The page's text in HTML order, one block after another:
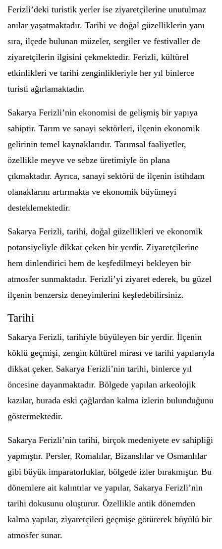
Ferizli’deki turistik yerler ise ziyaretçilerine unutulmaz
anılar yaşatmaktadır. Tarihi ve doğal güzelliklerin yanı
sıra, ilçede bulunan müzeler, sergiler ve festivaller de
ziyaretçilerin ilgisini çekmektedir. Ferizli, kültürel
etkinlikleri ve tarihi zenginlikleriyle her yıl binlerce
turisti ağırlamaktadır.
Sakarya Ferizli’nin ekonomisi de gelişmiş bir yapıya
sahiptir. Tarım ve sanayi sektörleri, ilçenin ekonomik
gelirinin temel kaynaklarıdır. Tarımsal faaliyetler,
özellikle meyve ve sebze üretimiyle ön plana
çıkmaktadır. Ayrıca, sanayi sektörü de ilçenin istihdam
olanaklarını artırmakta ve ekonomik büyümeyi
desteklemektedir.
Sakarya Ferizli, tarihi, doğal güzellikleri ve ekonomik
potansiyeliyle dikkat çeken bir yerdir. Ziyaretçilerine
hem dinlendirici hem de keşfedilmeyi bekleyen bir
atmosfer sunmaktadır. Ferizli’yi ziyaret ederek, bu güzel
ilçenin benzersiz deneyimlerini keşfedebilirsiniz.
Tarihi
Sakarya Ferizli, tarihiyle büyüleyen bir yerdir. İlçenin
köklü geçmişi, zengin kültürel mirası ve tarihi yapılarıyla
dikkat çeker. Sakarya Ferizli’nin tarihi, binlerce yıl
öncesine dayanmaktadır. Bölgede yapılan arkeolojik
kazılar, burada eski çağlardan kalma izlerin bulunduğunu
göstermektedir.
Sakarya Ferizli’nin tarihi, birçok medeniyete ev sahipliği
yapmıştır. Persler, Romalılar, Bizanslılar ve Osmanlılar
gibi büyük imparatorluklar, bölgede izler bırakmıştır. Bu
dönemlere ait kalıntılar ve yapılar, Sakarya Ferizli’nin
tarihi dokusunu oluşturur. Özellikle antik dönemden
kalma yapılar, ziyaretçileri geçmişe götürerek büyülü bir
atmosfer sunar.